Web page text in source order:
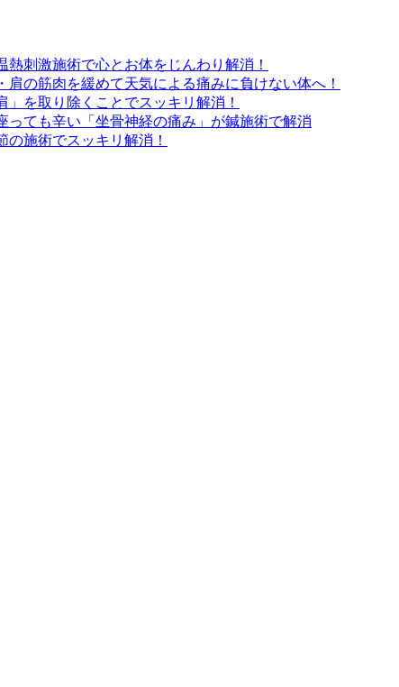
刺激施術で心とお体をじんわり解消！
の筋肉を緩めて天気による痛みに負けない体へ！
を取り除くことでスッキリ解消！
ても辛い「坐骨神経の痛み」が鍼施術で解消
施術でスッキリ解消！